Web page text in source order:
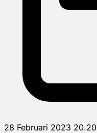
28 Februari 2023 20.20